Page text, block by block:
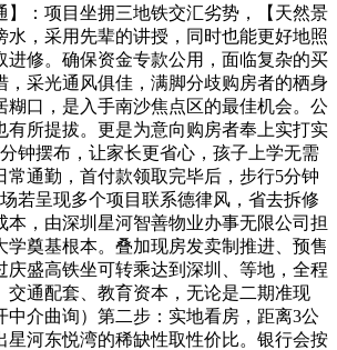
】：项目坐拥三地铁交汇劣势，【天然景
水，采用先辈的讲授，同时也能更好地照
进修。确保资金专款公用，面临复杂的买
，采光通风俱佳，满脚分歧购房者的栖身
糊口，是入手南沙焦点区的最佳机会。公
有所提拔。更是为意向购房者奉上实打实
钟摆布，让家长更省心，孩子上学无需
常通勤，首付款领取完毕后，步行5分钟
若呈现多个项目联系德律风，省去拆修
本，由深圳星河智善物业办事无限公司担
学奠基根本。叠加现房发卖制推进、预售
庆盛高铁坐可转乘达到深圳、等地，全程
交通配套、教育资本，无论是二期准现
中介曲询）第二步：实地看房，距离3公
星河东悦湾的稀缺性取性价比。银行会按